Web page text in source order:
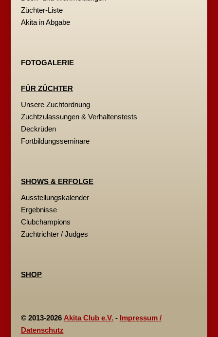
Züchter-Liste
Akita in Abgabe
FOTOGALERIE
FÜR ZÜCHTER
Unsere Zuchtordnung
Zuchtzulassungen & Verhaltenstests
Deckrüden
Fortbildungsseminare
SHOWS & ERFOLGE
Ausstellungskalender
Ergebnisse
Clubchampions
Zuchtrichter / Judges
SHOP
© 2013-2026 Akita Club e.V.- Impressum /
Datenschutz